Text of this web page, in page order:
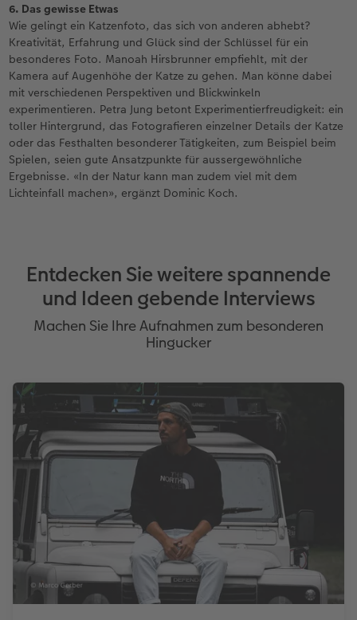
6. Das gewisse Etwas
Wie gelingt ein Katzenfoto, das sich von anderen abhebt?
Kreativität, Erfahrung und Glück sind der Schlüssel für ein
besonderes Foto. Manoah Hirsbrunner empfiehlt, mit der
Kamera auf Augenhöhe der Katze zu gehen. Man könne dabei
mit verschiedenen Perspektiven und Blickwinkeln
experimentieren. Petra Jung betont Experimentierfreudigkeit: ein
toller Hintergrund, das Fotografieren einzelner Details der Katze
oder das Festhalten besonderer Tätigkeiten, zum Beispiel beim
Spielen, seien gute Ansatzpunkte für aussergewöhnliche
Ergebnisse. «In der Natur kann man zudem viel mit dem
Lichteinfall machen», ergänzt Dominic Koch.
Entdecken Sie weitere spannende
und Ideen gebende Interviews
Machen Sie Ihre Aufnahmen zum besonderen
Hingucker